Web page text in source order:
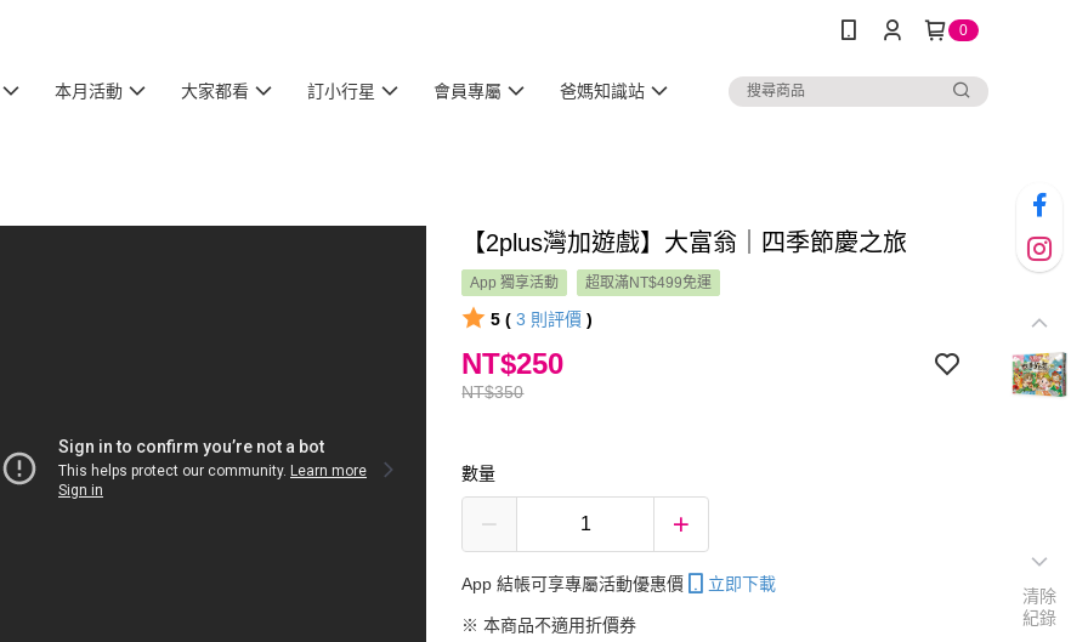
0
本月活動 大家都看 訂小行星 會員專屬 爸媽知識站
【2plus灣加遊戲】大富翁｜四季節慶之旅
App 獨享活動 超取滿NT$499免運
5 ( 3 則評價 )
NT$350
NT$250
數量
App 結帳可享專屬活動優惠價 立即下載
※ 本商品不適用折價券
清除
紀錄